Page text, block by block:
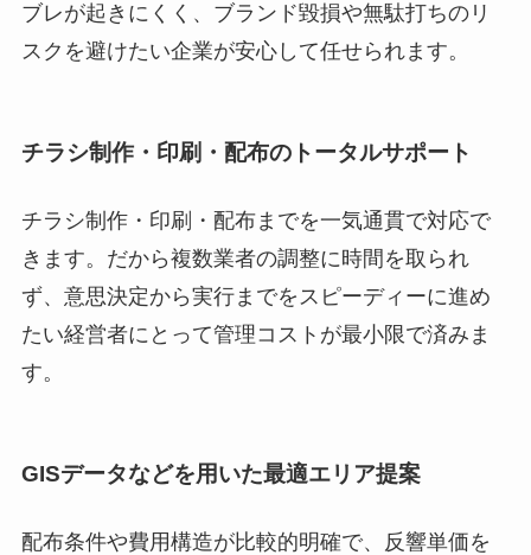
ブレが起きにくく、ブランド毀損や無駄打ちのリ
スクを避けたい企業が安心して任せられます。
チラシ制作・印刷・配布のトータルサポート
チラシ制作・印刷・配布までを一気通貫で対応で
きます。だから複数業者の調整に時間を取られ
ず、意思決定から実行までをスピーディーに進め
たい経営者にとって管理コストが最小限で済みま
す。
GISデータなどを用いた最適エリア提案
配布条件や費用構造が比較的明確で、反響単価を